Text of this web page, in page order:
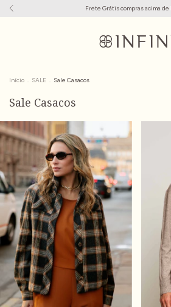
Frete Grátis compras acima de
Início . SALE . Sale Casacos
Sale Casacos